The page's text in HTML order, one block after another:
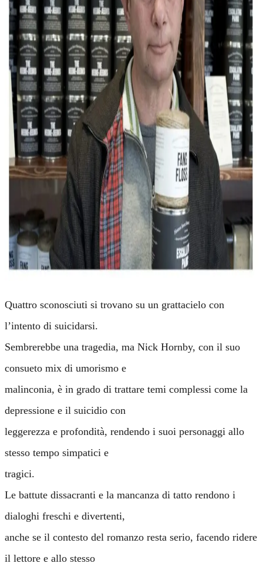
Quattro sconosciuti si trovano su un grattacielo con
l’intento di suicidarsi.
Sembrerebbe una tragedia, ma Nick Hornby, con il suo
consueto mix di umorismo e
malinconia, è in grado di trattare temi complessi come la
depressione e il suicidio con
leggerezza e profondità, rendendo i suoi personaggi allo
stesso tempo simpatici e
tragici.
Le battute dissacranti e la mancanza di tatto rendono i
dialoghi freschi e divertenti,
anche se il contesto del romanzo resta serio, facendo ridere
il lettore e allo stesso